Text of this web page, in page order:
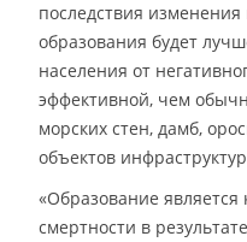
последствия
образования будет
населения от
эффективной, чем
морских стен, дамб,
объектов
«Образование
смертности в